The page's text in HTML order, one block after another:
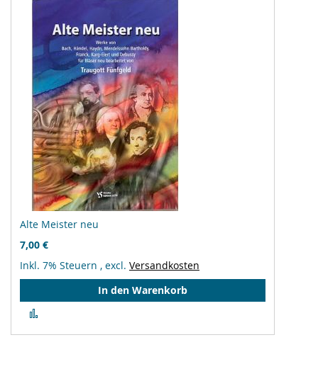
Alte Meister neu
7,00 €
Inkl. 7% Steuern , excl. Versandkosten
In den Warenkorb
hinzufügen